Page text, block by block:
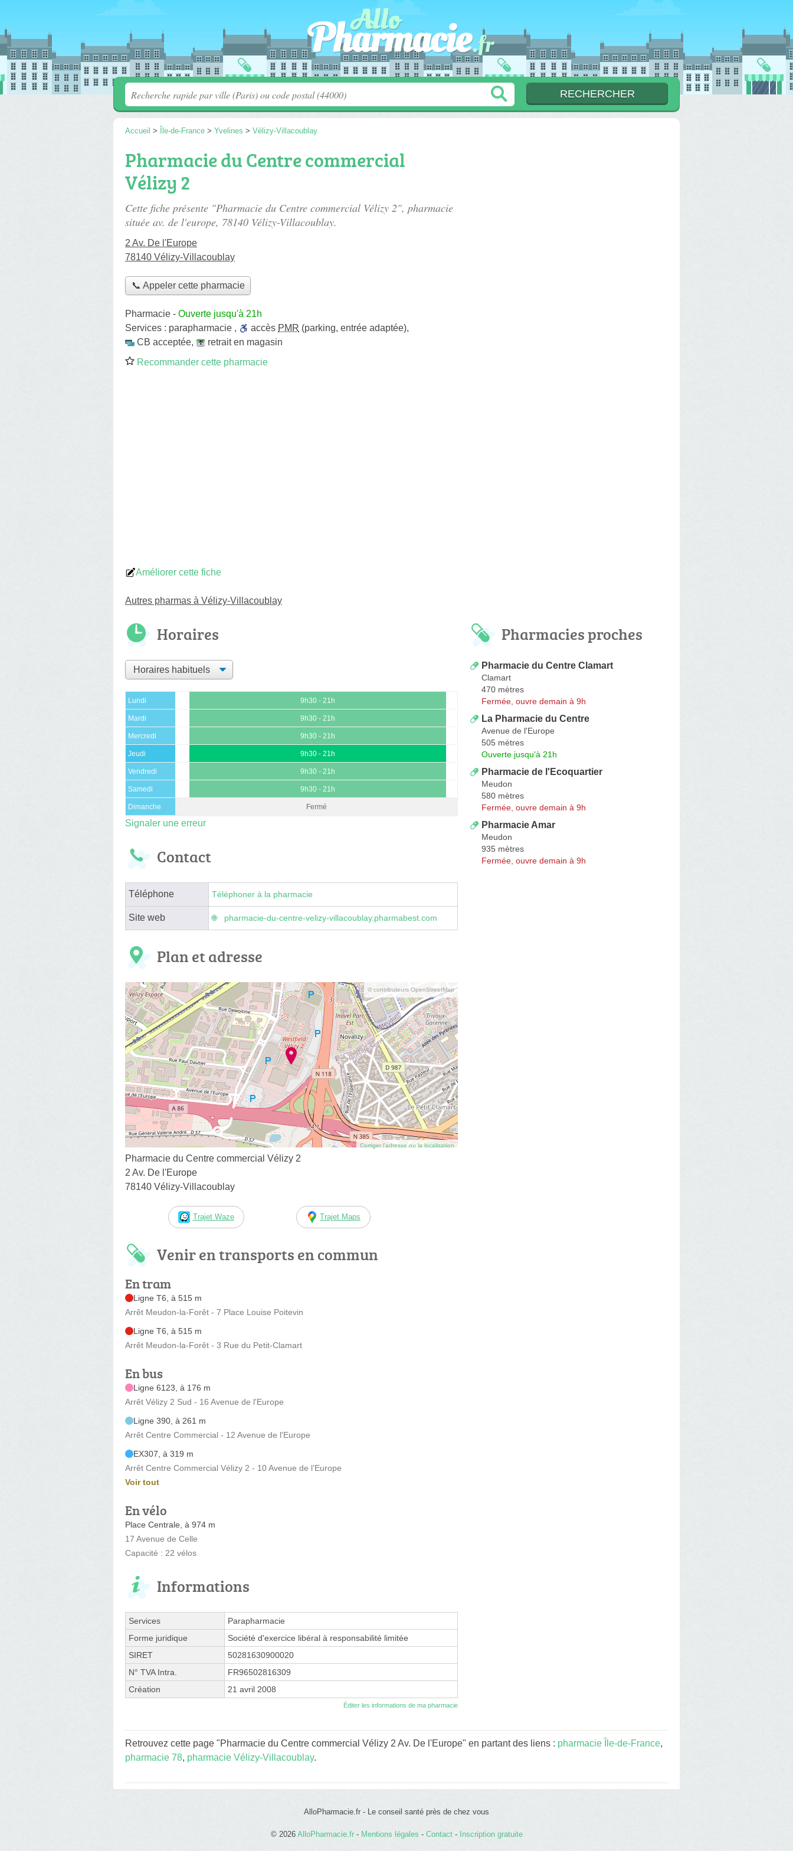
Accueil > Île-de-France > Yvelines > Vélizy-Villacoublay
Pharmacie du Centre commercial
Vélizy 2
Cette fiche présente "Pharmacie du Centre commercial Vélizy 2", pharmacie
située av. de l'europe, 78140 Vélizy-Villacoublay.
2 Av. De l'Europe
78140 Vélizy-Villacoublay
📞 Appeler cette pharmacie
Pharmacie - Ouverte jusqu'à 21h
Services : parapharmacie , accès PMR (parking, entrée adaptée),
CB acceptée,
retrait en magasin
Recommander cette pharmacie
Améliorer cette fiche
Autres pharmas à Vélizy-Villacoublay
Horaires
Lundi 9h30 - 21h
Mardi 9h30 - 21h
Mercredi 9h30 - 21h
Jeudi 9h30 - 21h
Vendredi 9h30 - 21h
Samedi 9h30 - 21h
Dimanche Fermé
Signaler une erreur
Contact
Téléphone Téléphoner à la pharmacie
Site web pharmacie-du-centre-velizy-villacoublay.pharmabest.com
Plan et adresse
© contributeurs OpenStreetMap
Corriger l’adresse ou la localisation
Pharmacie du Centre commercial Vélizy 2
2 Av. De l'Europe
78140 Vélizy-Villacoublay
Trajet Waze Trajet Maps
Venir en transports en commun
En tram
Ligne T6, à 515 m
Arrêt Meudon-la-Forêt - 7 Place Louise Poitevin
Ligne T6, à 515 m
Arrêt Meudon-la-Forêt - 3 Rue du Petit-Clamart
En bus
Ligne 6123, à 176 m
Arrêt Vélizy 2 Sud - 16 Avenue de l'Europe
Ligne 390, à 261 m
Arrêt Centre Commercial - 12 Avenue de l'Europe
EX307, à 319 m
Arrêt Centre Commercial Vélizy 2 - 10 Avenue de l’Europe
Voir tout
En vélo
Place Centrale, à 974 m
17 Avenue de Celle
Capacité : 22 vélos
Informations
Services
Parapharmacie
Forme juridique
Société d'exercice libéral à responsabilité limitée
SIRET
50281630900020
N° TVA Intra.
FR96502816309
Création
21 avril 2008
Éditer les informations de ma pharmacie
Pharmacies proches
Pharmacie du Centre Clamart
Clamart
470 mètres
Fermée, ouvre demain à 9h
La Pharmacie du Centre
Avenue de l'Europe
505 mètres
Ouverte jusqu'à 21h
Pharmacie de l'Ecoquartier
Meudon
580 mètres
Fermée, ouvre demain à 9h
Pharmacie Amar
Meudon
935 mètres
Fermée, ouvre demain à 9h
Retrouvez cette page "Pharmacie du Centre commercial Vélizy 2 Av. De l'Europe" en partant des liens : pharmacie Île-de-France,
pharmacie 78, pharmacie Vélizy-Villacoublay.
AlloPharmacie.fr - Le conseil santé près de chez vous
© 2026 AlloPharmacie.fr - Mentions légales - Contact- Inscription gratuite